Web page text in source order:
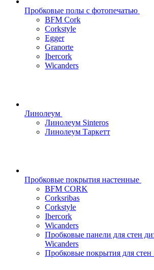
Пробковые полы с фотопечатью
BFM Cork
Corkstyle
Egger
Granorte
Ibercork
Wicanders
Линолеум
Линолеум Sinteros
Линолеум Таркетт
Пробковые покрытия настенные
BFM CORK
Corksribas
Corkstyle
Ibercork
Wicanders
Пробковые панели для стен
Wicanders
Пробковые покрытия для стен